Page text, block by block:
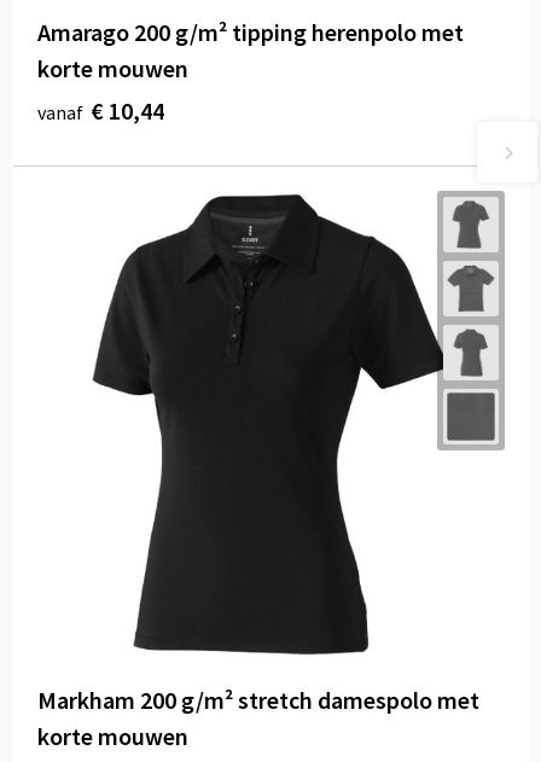
Amarago 200 g/m² tipping herenpolo met
korte mouwen
vanaf € 10,44
Markham 200 g/m² stretch damespolo met
korte mouwen